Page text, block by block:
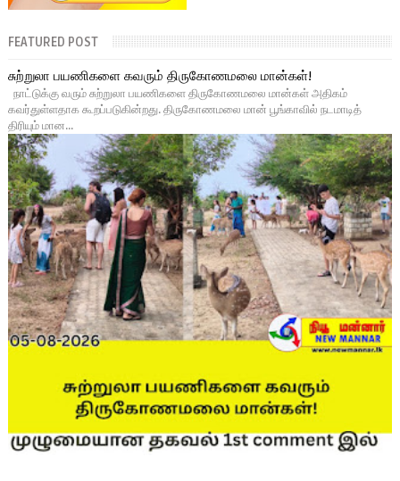
FEATURED POST
சுற்றுலா பயணிகளை கவரும் திருகோணமலை மான்கள்!
நாட்டுக்கு வரும் சுற்றுலா பயணிகளை திருகோணமலை மான்கள் அதிகம்
கவர்துள்ளதாக கூறப்படுகின்றது. திருகோணமலை மான் பூங்காவில் நடமாடித்
திரியும் மான...